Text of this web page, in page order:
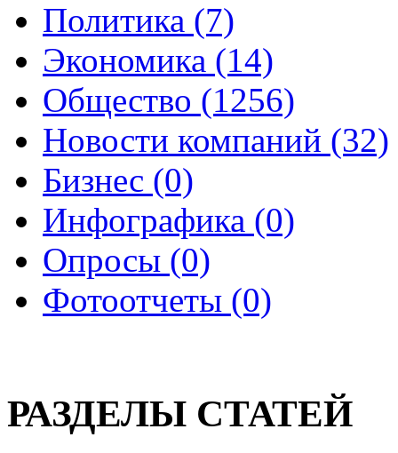
Политика (7)
Экономика (14)
Общество (1256)
Новости компаний (32)
Бизнес (0)
Инфографика (0)
Опросы (0)
Фотоотчеты (0)
РАЗДЕЛЫ СТАТЕЙ